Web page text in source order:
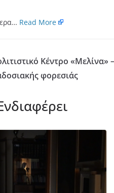
Read More
Κέντρο «Μελίνα»
φορεσιάς